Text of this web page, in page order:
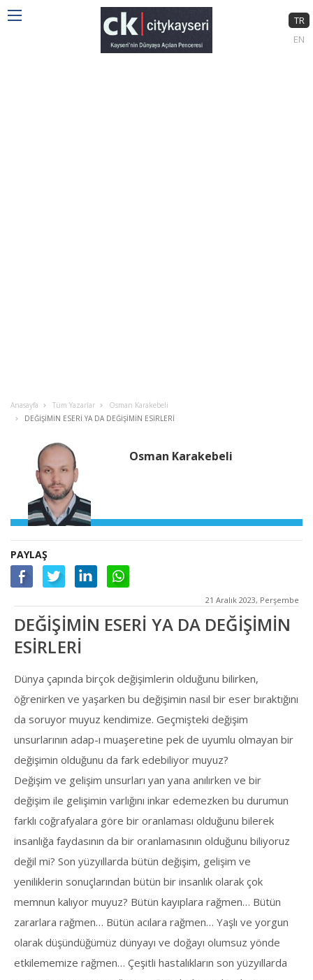
TR
EN
Anasayfa Tüm Yazarlar
Osman Karakebeli
DEĞİŞİMİN ESERİ YA DA DEĞİŞİMİN ESİRLERİ
Osman Karakebeli
PAYLAŞ
21 Aralık 2023, Perşembe
DEĞİŞİMİN ESERİ YA DA DEĞİŞİMİN
ESİRLERİ
Dünya çapında birçok değişimlerin olduğunu bilirken,
öğrenirken ve yaşarken bu değişimin nasıl bir eser bıraktığını
da soruyor muyuz kendimize. Geçmişteki değişim
unsurlarının adap-ı muaşeretine pek de uyumlu olmayan bir
değişimin olduğunu da fark edebiliyor muyuz?
Değişim ve gelişim unsurları yan yana anılırken ve bir
değişim ile gelişimin varlığını inkar edemezken bu durumun
farklı coğrafyalara göre bir oranlaması olduğunu bilerek
insanlığa faydasının da bir oranlamasının olduğunu biliyoruz
değil mi? Son yüzyıllarda bütün değişim, gelişim ve
yeniliklerin sonuçlarından bütün bir insanlık olarak çok
memnun kalıyor muyuz? Bütün kayıplara rağmen… Bütün
zararlara rağmen… Bütün acılara rağmen… Yaşlı ve yorgun
olarak düşündüğümüz dünyayı ve doğayı olumsuz yönde
etkilememize rağmen… Çeşitli hastalıkların son yüzyıllarda